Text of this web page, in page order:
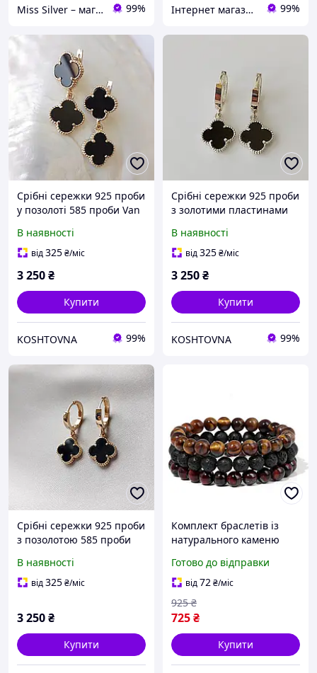
Miss Silver – магазин ювелірних виробів зі срібла 99% Інтернет магазин СВІТ ЮВЕЛІРНИХ ПРИКРАС 99%
Срібні сережки 925 проби
у позолоті 585 проби Van
з оніксом брендові
В наявності
від325₴/міс
3 250₴
Купити
KOSHTOVNA 99%
Срібні сережки 925 проби
з золотими пластинами
кліф конюшина з оніксом
брендові
В наявності
від325₴/міс
3 250₴
Купити
KOSHTOVNA 99%
Срібні сережки 925 проби
з позолотою 585 проби
конюшина з оніксом
брендові
В наявності
від325₴/міс
3 250₴
Купити
Комплект браслетів із
натурального каменю
Жовте тигрове око і
Вулканічного каменю
Готово до відправки
від72₴/міс
725₴
925 ₴
Купити